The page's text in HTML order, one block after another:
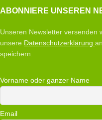
ABONNIERE UNSEREN
Unseren Newsletter versenden
unsere Datenschutzerklärung
speichern.
Vorname oder ganzer Name
Email